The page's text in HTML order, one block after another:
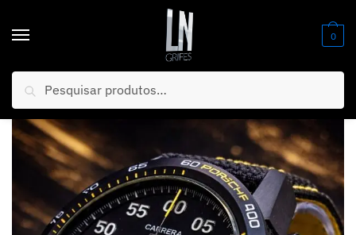
0
Início Relógios / Banhados AAA+ (PREMIUM)